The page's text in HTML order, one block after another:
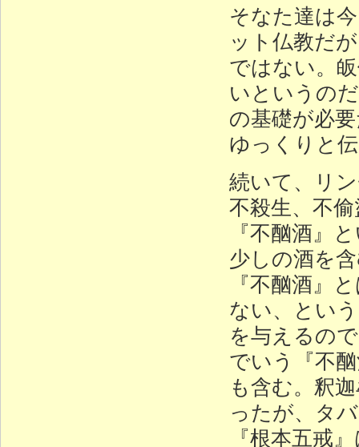
そなた達は
ット仏教だ
ではない。
いというの
の基礎が必
ゆっくりと
続いて、リ
不殺生、不
『不酗酒』
少しの酒を
『不酗酒』
ない、とい
を与えるの
でいう『不
も含む。釈
ったが、タ
『根本五戒